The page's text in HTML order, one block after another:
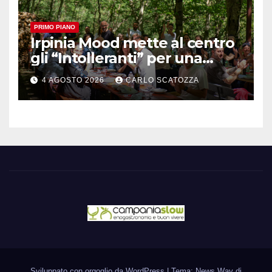
PRIMO PIANO
Irpinia Mood mette al centro
gli “Intolleranti” per una
rivoluzione sostenibile del
cibo
4 AGOSTO 2026 CARLO SCATOZZA